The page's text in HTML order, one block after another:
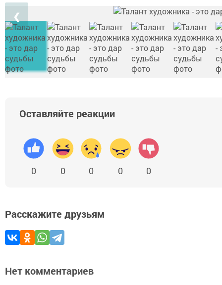
❮
Оставляйте реакции
0 0 0 0 0
Расскажите друзьям
Нет комментариев